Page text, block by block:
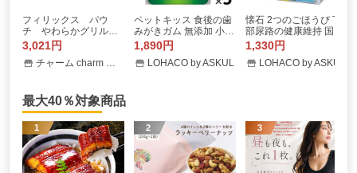
フィリックス パウ
チ やわらかグリル
子ねこ お魚お肉バラ
エティパック １２袋
入り（５０ｇ×１２袋）
3,021円
チャーム charm ヤフー店
ペットキッス 食後の歯
みがきガム 無添加 小型
犬用 国産 120g（約20
本）3袋 ドッグフード
犬 おやつ 歯磨き
1,890円
LOHACO by ASKUL
懐石 2つのごほうび 下
部尿路の健康維持 国産
1.1kg（275g×4袋）1個
ペットライン キャット
フード 猫用
1,330円
LOHACO by ASKUL
最大40％対象商品
1 2 3